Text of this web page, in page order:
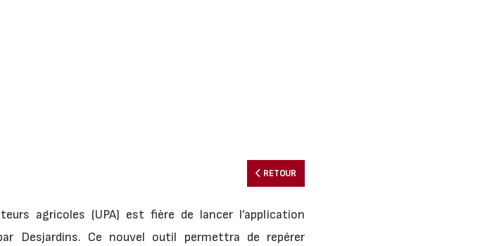
RETOUR
agricoles (UPA) est fière de lancer l’application
Desjardins. Ce nouvel outil permettra de repérer